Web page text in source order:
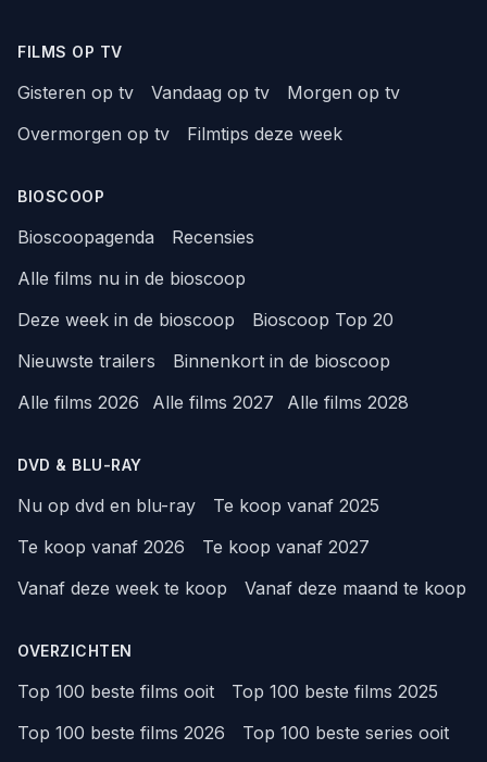
FILMS OP TV
Gisteren op tv Vandaag op tv
Morgen op tv
Overmorgen op tv
Filmtips deze week
BIOSCOOP
Bioscoopagenda
Recensies
Alle films nu in de bioscoop
Deze week in de bioscoop
Bioscoop Top 20
Nieuwste trailers
Binnenkort in de bioscoop
Alle films 2026
Alle films 2027 Alle films 2028
DVD & BLU-RAY
Nu op dvd en blu-ray
Te koop vanaf 2025
Te koop vanaf 2026
Te koop vanaf 2027
Vanaf deze week te koop
Vanaf deze maand te koop
OVERZICHTEN
Top 100 beste films ooit
Top 100 beste films 2025
Top 100 beste films 2026
Top 100 beste series ooit